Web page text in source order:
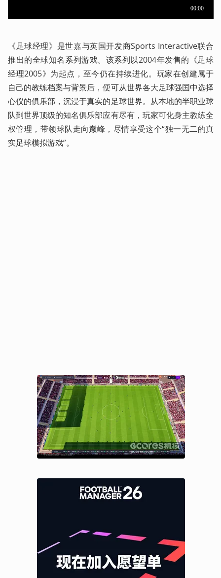
《足球经理》是世嘉与英国开发商Sports Interactive联合
推出的全球知名系列游戏。该系列以2004年发售的《足球
经理2005》为起点，至今仍在持续进化。玩家在创建属于
自己的教练档案与背景后，便可从世界各大足球强国中选择
心仪的俱乐部，沉浸于真实的足球世界。从本地的半职业球
队到世界顶级的知名俱乐部应有尽有，玩家可化身主教练全
权管理，带领球队走向巅峰，尽情享受这个“独一无二的真
实足球模拟游戏”。